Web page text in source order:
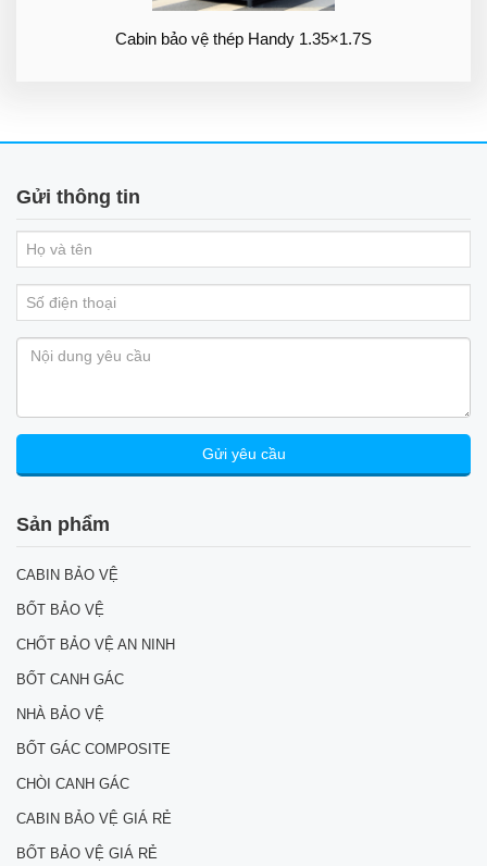
Cabin bảo vệ thép Handy 1.35×1.7S
Gửi thông tin
Sản phẩm
CABIN BẢO VỆ
BỐT BẢO VỆ
CHỐT BẢO VỆ AN NINH
BỐT CANH GÁC
NHÀ BẢO VỆ
BỐT GÁC COMPOSITE
CHÒI CANH GÁC
CABIN BẢO VỆ GIÁ RẺ
BỐT BẢO VỆ GIÁ RẺ